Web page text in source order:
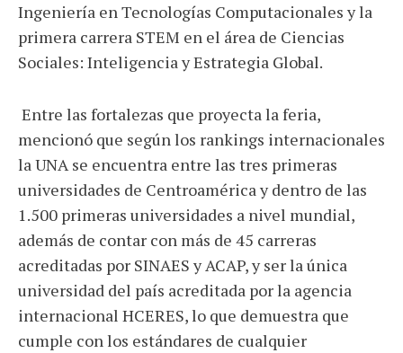
Ingeniería en Tecnologías Computacionales y la
primera carrera STEM en el área de Ciencias
Sociales: Inteligencia y Estrategia Global.
Entre las fortalezas que proyecta la feria,
mencionó que según los rankings internacionales
la UNA se encuentra entre las tres primeras
universidades de Centroamérica y dentro de las
1.500 primeras universidades a nivel mundial,
además de contar con más de 45 carreras
acreditadas por SINAES y ACAP, y ser la única
universidad del país acreditada por la agencia
internacional HCERES, lo que demuestra que
cumple con los estándares de cualquier